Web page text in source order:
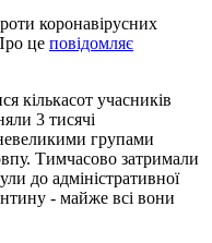
коронавірусних
це повідомляє
кількасот учасників
3 тисячі
групами
Тимчасово затримали
до адміністративної
- майже всі вони